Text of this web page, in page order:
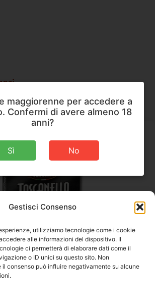
Gestisci Consenso
utilizziamo tecnologie come i cookie
alle informazioni del dispositivo. Il
ci permetterà di elaborare dati come il
o ID unici su questo sito. Non
consenso può influire negativamente su alcune
Sigari,Toscano
Toscanello Nero
maggiorenne per accedere a
Confermi di avere almeno 18
anni?
Sì No